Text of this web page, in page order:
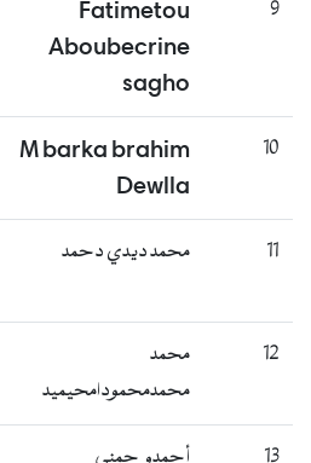
Fatimetou
Aboubecrine
sagho
M barka brahim
Dewlla
محمد ديدي دحمد
محمد
محمدمحمودامحيميد